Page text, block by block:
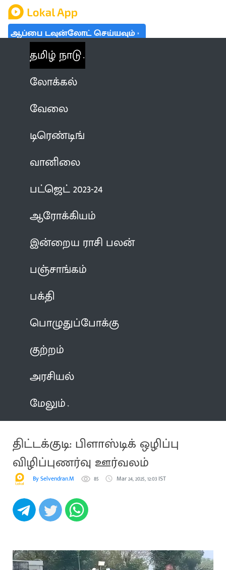
ஆப்பை டவுன்லோட் செய்யவும்
தமிழ் நாடு
லோக்கல்
வேலை
டிரெண்டிங்
வானிலை
பட்ஜெட் 2023-24
ஆரோக்கியம்
இன்றைய ராசி பலன்
பஞ்சாங்கம்
பக்தி
பொழுதுப்போக்கு
குற்றம்
அரசியல்
மேலும்
திட்டக்குடி: பிளாஸ்டிக் ஒழிப்பு
விழிப்புணர்வு ஊர்வலம்
By Selvendran.M 85 Mar 24, 2025, 12:03 IST